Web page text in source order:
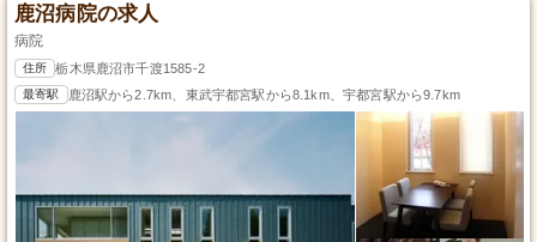
鹿沼病院の求人
病院
住所 栃木県鹿沼市千渡1585-2
最寄駅 鹿沼駅から2.7km、東武宇都宮駅から8.1km、宇都宮駅から9.7km